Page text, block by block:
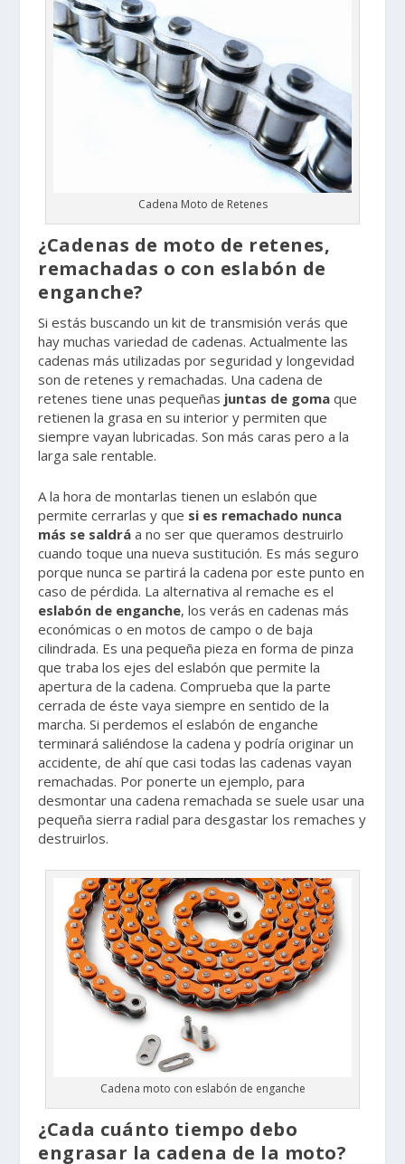
Cadena Moto de Retenes
¿Cadenas de moto de retenes,
remachadas o con eslabón de
enganche?
Si estás buscando un kit de transmisión verás que
hay muchas variedad de cadenas. Actualmente las
cadenas más utilizadas por seguridad y longevidad
son de retenes y remachadas. Una cadena de
retenes tiene unas pequeñas juntas de goma que
retienen la grasa en su interior y permiten que
siempre vayan lubricadas. Son más caras pero a la
larga sale rentable.
A la hora de montarlas tienen un eslabón que
permite cerrarlas y que si es remachado nunca
más se saldrá a no ser que queramos destruirlo
cuando toque una nueva sustitución. Es más seguro
porque nunca se partirá la cadena por este punto en
caso de pérdida. La alternativa al remache es el
eslabón de enganche, los verás en cadenas más
económicas o en motos de campo o de baja
cilindrada. Es una pequeña pieza en forma de pinza
que traba los ejes del eslabón que permite la
apertura de la cadena. Comprueba que la parte
cerrada de éste vaya siempre en sentido de la
marcha. Si perdemos el eslabón de enganche
terminará saliéndose la cadena y podría originar un
accidente, de ahí que casi todas las cadenas vayan
remachadas. Por ponerte un ejemplo, para
desmontar una cadena remachada se suele usar una
pequeña sierra radial para desgastar los remaches y
destruirlos.
Cadena moto con eslabón de enganche
¿Cada cuánto tiempo debo
engrasar la cadena de la moto?